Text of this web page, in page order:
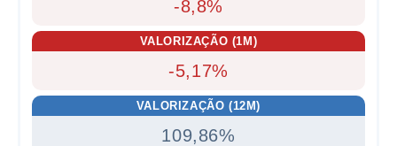
-8,8%
VALORIZAÇÃO (1M)
-5,17%
VALORIZAÇÃO (12M)
109,86%